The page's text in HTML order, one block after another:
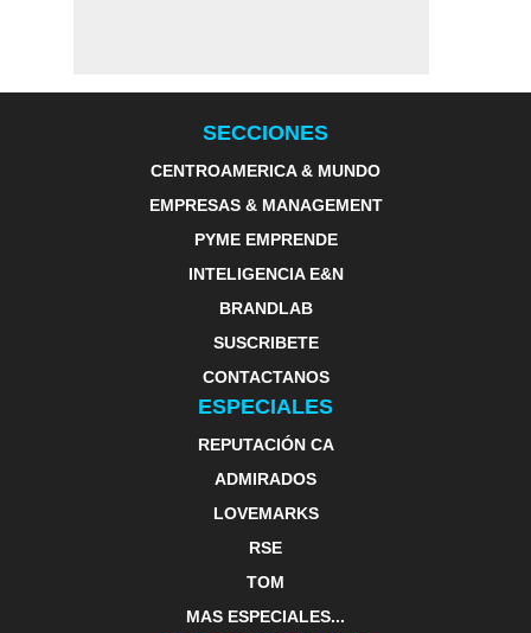
SECCIONES
CENTROAMERICA & MUNDO
EMPRESAS & MANAGEMENT
PYME EMPRENDE
INTELIGENCIA E&N
BRANDLAB
SUSCRIBETE
CONTACTANOS
ESPECIALES
REPUTACIÓN CA
ADMIRADOS
LOVEMARKS
RSE
TOM
MAS ESPECIALES...